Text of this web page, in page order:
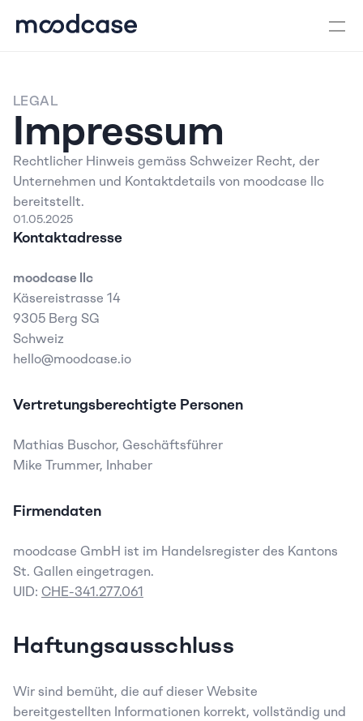
LEGAL
Impressum
Rechtlicher Hinweis gemäss Schweizer Recht, der
Unternehmen und Kontaktdetails von moodcase llc
bereitstellt.
01.05.2025
Kontaktadresse
moodcase llc
Käsereistrasse 14
9305 Berg SG
Schweiz
hello@moodcase.io
Vertretungsberechtigte Personen
Mathias Buschor, Geschäftsführer
Mike Trummer, Inhaber
Firmendaten
moodcase GmbH ist im Handelsregister des Kantons
St. Gallen eingetragen.
UID: CHE-341.277.061
Haftungsausschluss
Wir sind bemüht, die auf dieser Website
bereitgestellten Informationen korrekt, vollständig und